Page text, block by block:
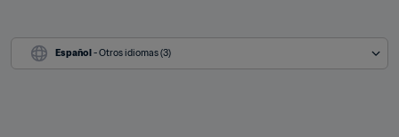
Español - Otros idiomas (3)